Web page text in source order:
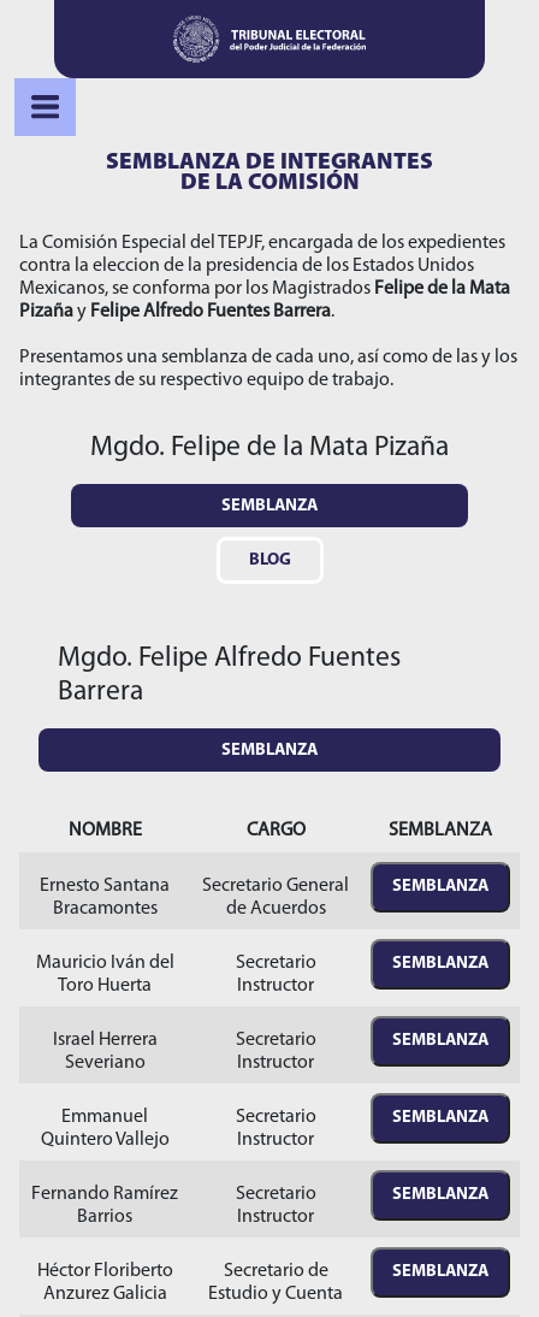
SEMBLANZA DE INTEGRANTES
DE LA COMISIÓN
La Comisión Especial del TEPJF, encargada de los expedientes
contra la eleccion de la presidencia de los Estados Unidos
Mexicanos, se conforma por los Magistrados Felipe de la Mata
Pizañay Felipe Alfredo Fuentes Barrera.
Presentamos una semblanza de cada uno, así como de las y los
integrantes de su respectivo equipo de trabajo.
Mgdo. Felipe de la Mata Pizaña
SEMBLANZA
BLOG
Mgdo. Felipe Alfredo Fuentes
Barrera
SEMBLANZA
NOMBRE CARGO SEMBLANZA
Ernesto Santana
Bracamontes
Secretario General
de Acuerdos
SEMBLANZA
Mauricio Iván del
Toro Huerta
Secretario
Instructor
SEMBLANZA
Israel Herrera
Severiano
Secretario
Instructor
SEMBLANZA
Emmanuel
Quintero Vallejo
Secretario
Instructor
SEMBLANZA
Fernando Ramírez
Barrios
Secretario
Instructor
SEMBLANZA
Héctor Floriberto
Anzurez Galicia
Secretario de
Estudio y Cuenta
SEMBLANZA